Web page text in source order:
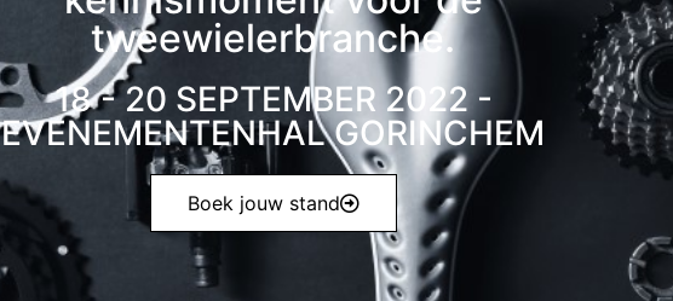
tweewielerbranche.
18 - 20 SEPTEMBER 2022 -
EVENEMENTENHAL GORINCHEM
Boek jouw stand